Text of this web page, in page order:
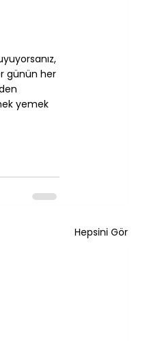
günün her
yemek
Hepsini Gör